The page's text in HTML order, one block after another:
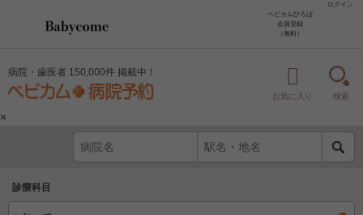
ログイン
ベビカムひろば
会員登録
（無料）
病院・歯医者 150,000件 掲載中！
お気に入り 検索
×
診療科目